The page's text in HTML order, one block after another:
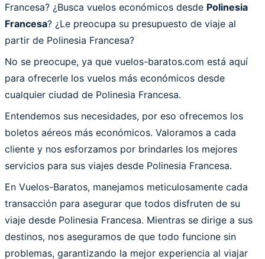
Francesa? ¿Busca vuelos económicos desde Polinesia
Francesa? ¿Le preocupa su presupuesto de viaje al
partir de Polinesia Francesa?
No se preocupe, ya que vuelos-baratos.com está aquí
para ofrecerle los vuelos más económicos desde
cualquier ciudad de Polinesia Francesa.
Entendemos sus necesidades, por eso ofrecemos los
boletos aéreos más económicos. Valoramos a cada
cliente y nos esforzamos por brindarles los mejores
servicios para sus viajes desde Polinesia Francesa.
En Vuelos-Baratos, manejamos meticulosamente cada
transacción para asegurar que todos disfruten de su
viaje desde Polinesia Francesa. Mientras se dirige a sus
destinos, nos aseguramos de que todo funcione sin
problemas, garantizando la mejor experiencia al viajar